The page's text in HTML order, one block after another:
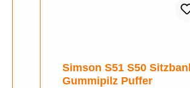
Simson S51 S50
Gummipilz Puffer